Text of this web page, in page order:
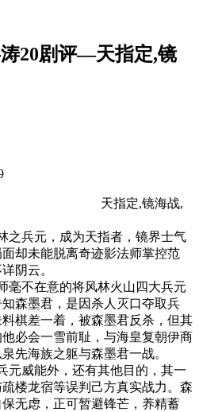
20剧评—天指定,镜
,镜海战,
兵元，成为天指者，镜界士气
却未能脱离奇迹影法师掌控范
阴云。
不在意的将风林火山四大兵元
森墨君，是因杀人灭口夺取兵
棋差一着，被森墨君反杀，但其
必会一雪前耻，与海皇复朝伊商
先海族之躯与森墨君一战。
威能外，还有其他目的，其一
楼龙宿等误判己方真实战力。森
无虑，正可暂避锋芒，养精蓄